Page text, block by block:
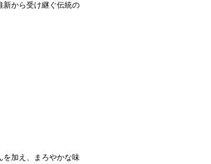
新から受け継ぐ伝統の
を加え、まろやかな味